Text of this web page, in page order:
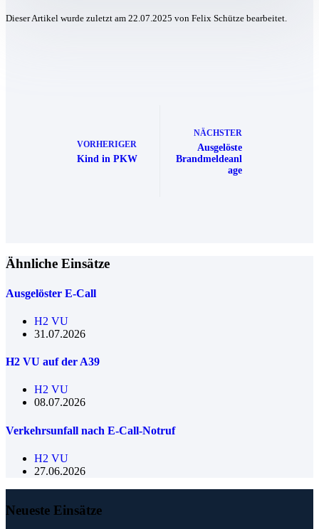
Dieser Artikel wurde zuletzt am 22.07.2025 von Felix Schütze bearbeitet.
VORHERIGER
Kind in PKW
NÄCHSTER
Ausgelöste
Brandmeldeanl
age
Ähnliche Einsätze
Ausgelöster E-Call
H2 VU
31.07.2026
H2 VU auf der A39
H2 VU
08.07.2026
Verkehrsunfall nach E-Call-Notruf
H2 VU
27.06.2026
Neueste Einsätze